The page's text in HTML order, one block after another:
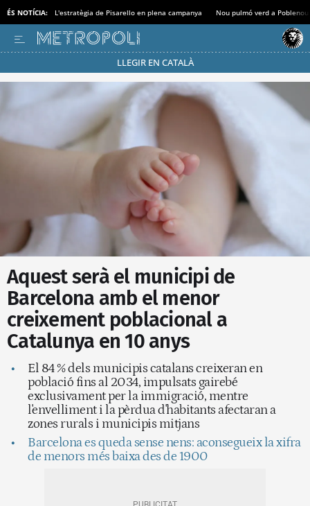
ÉS NOTÍCIA: L'estratègia de Pisarello en plena campanya Nou pulmó verd a Poblenou
LLEGIR EN CATALÀ
Passa’t al mode estalvi
Aquest serà el municipi de
Barcelona amb el menor
creixement poblacional a
Catalunya en 10 anys
El 84 % dels municipis catalans creixeran en
població fins al 2034, impulsats gairebé
exclusivament per la immigració, mentre
l'envelliment i la pèrdua d'habitants afectaran a
zones rurals i municipis mitjans
Barcelona es queda sense nens: aconsegueix la xifra
de menors més baixa des de 1900